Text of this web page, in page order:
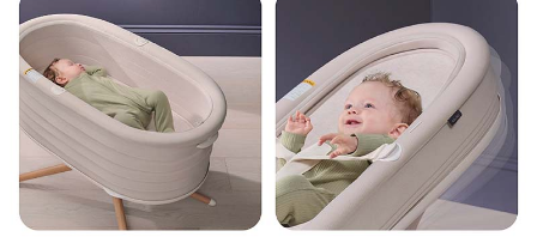
Helppo puhdistaa
- Superpehmeän ja runsaasti bambua sisältävän
pehmustetun alustan ja hengittävän sisäseinän voi helposti
avata ja pestä sekä kuivata koneessa.
- Ulkoseinän, valjaat ja pehmustetun alustan alla olevan
vedenkestävän kerroksen voi pyyhkiä puhtaaksi.